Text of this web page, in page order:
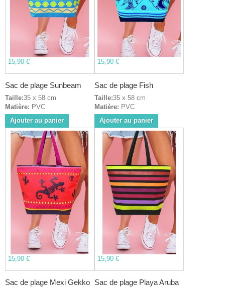
15,90 €
Sac de plage Sunbeam
Taille:35 x 58 cm
Matière: PVC
Ajouter au panier
15,90 €
Sac de plage Fish
Taille:35 x 58 cm
Matière: PVC
Ajouter au panier
15,90 €
Sac de plage Mexi Gekko
15,90 €
Sac de plage Playa Aruba